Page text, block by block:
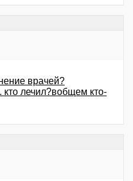
врачей?
кто лечил?вобщем кто-